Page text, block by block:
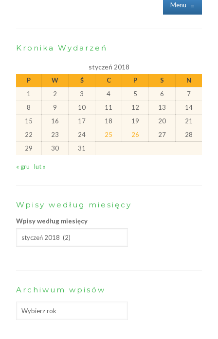
Menu ≡
Kronika Wydarzeń
styczeń 2018
P W Ś C P S
N
1
2 3 4 5 6
7
8
9 10 11 12 13
14
15
16 17 18 19 20
21
22
23 24 25 26 27
28
29
30 31
« gru lut »
Wpisy według miesięcy
Wpisy według miesięcy
Archiwum wpisów